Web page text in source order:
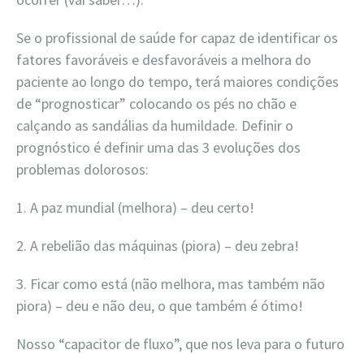
Se o profissional de saúde for capaz de identificar os
fatores favoráveis e desfavoráveis a melhora do
paciente ao longo do tempo, terá maiores condições
de “prognosticar” colocando os pés no chão e
calçando as sandálias da humildade. Definir o
prognóstico é definir uma das 3 evoluções dos
problemas dolorosos:
1. A paz mundial (melhora) – deu certo!
2. A rebelião das máquinas (piora) – deu zebra!
3. Ficar como está (não melhora, mas também não
piora) – deu e não deu, o que também é ótimo!
Nosso “capacitor de fluxo”, que nos leva para o futuro